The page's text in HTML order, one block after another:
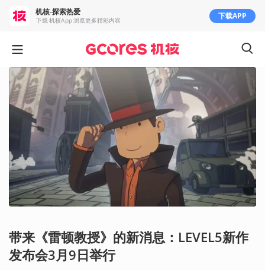
带来《雷顿教授》的新消息：LEVEL5新作
发布会3月9日举行
机核-探索热爱
下载 机核App 浏览更多精彩内容 下载APP